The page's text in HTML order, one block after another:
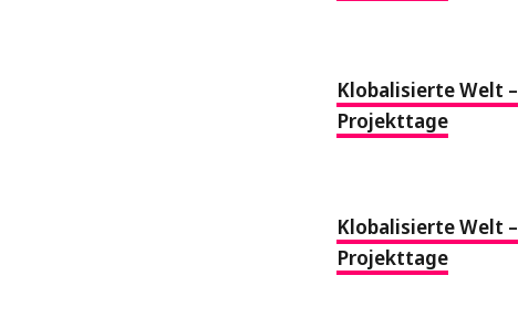
Klobalisierte Welt –
Projekttage
Klobalisierte Welt –
Projekttage